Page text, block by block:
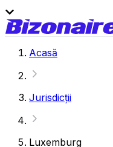
Acasă
Jurisdicții
Luxemburg